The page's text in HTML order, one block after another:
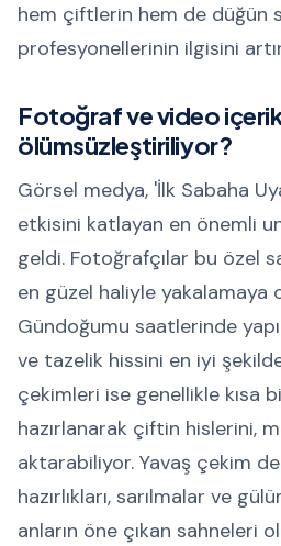
hem çiftlerin hem de düğün
profesyonellerinin ilgisini
Fotoğraf ve video
ölümsüzleştiriliyor?
Görsel medya, 'İlk Sabaha
etkisini katlayan en önemli
geldi. Fotoğrafçılar bu özel
en güzel haliyle yakalamaya
Gündoğumu saatlerinde
ve tazelik hissini en iyi
çekimleri ise genellikle kısa
hazırlanarak çiftin hislerini,
aktarabiliyor. Yavaş çekim
hazırlıkları, sarılmalar ve
anların öne çıkan sahneleri